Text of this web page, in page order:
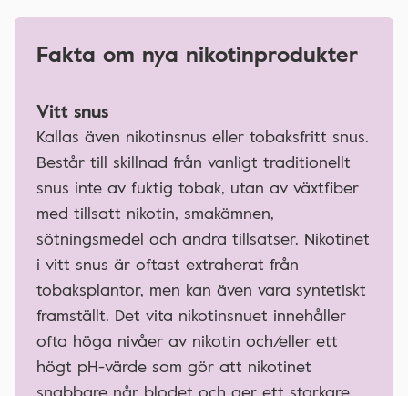
Fakta om nya nikotinprodukter
Vitt snus
Kallas även nikotinsnus eller tobaksfritt snus.
Består till skillnad från vanligt traditionellt
snus inte av fuktig tobak, utan av växtfiber
med tillsatt nikotin, smakämnen,
sötningsmedel och andra tillsatser. Nikotinet
i vitt snus är oftast extraherat från
tobaksplantor, men kan även vara syntetiskt
framställt. Det vita nikotinsnuet innehåller
ofta höga nivåer av nikotin och/eller ett
högt pH-värde som gör att nikotinet